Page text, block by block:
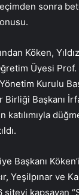
sonra
Köken,
Üyesi Prof.
Kurulu
Birliği Başkanı
Başkanı
Yeşilpınar ve
kapsayan